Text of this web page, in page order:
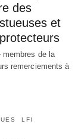
des
et
membres de la
remerciements à
LFI